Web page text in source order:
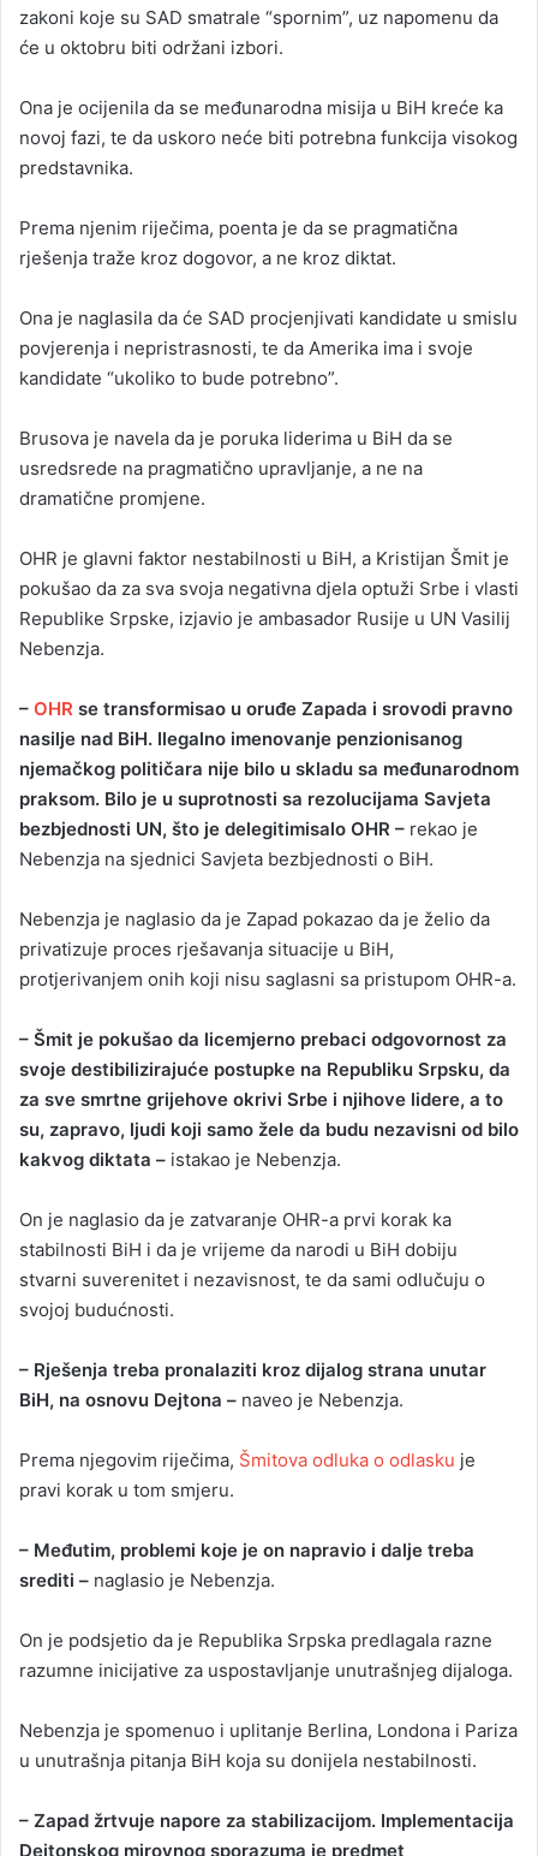
zakoni koje su SAD smatrale “spornim”, uz napomenu da
će u oktobru biti održani izbori.
Ona je ocijenila da se međunarodna misija u BiH kreće ka
novoj fazi, te da uskoro neće biti potrebna funkcija visokog
predstavnika.
Prema njenim riječima, poenta je da se pragmatična
rješenja traže kroz dogovor, a ne kroz diktat.
Ona je naglasila da će SAD procjenjivati kandidate u smislu
povjerenja i nepristrasnosti, te da Amerika ima i svoje
kandidate “ukoliko to bude potrebno”.
Brusova je navela da je poruka liderima u BiH da se
usredsrede na pragmatično upravljanje, a ne na
dramatične promjene.
OHR je glavni faktor nestabilnosti u BiH, a Kristijan Šmit je
pokušao da za sva svoja negativna djela optuži Srbe i vlasti
Republike Srpske, izjavio je ambasador Rusije u UN Vasilij
Nebenzja.
– OHR se transformisao u oruđe Zapada i srovodi pravno
nasilje nad BiH. Ilegalno imenovanje penzionisanog
njemačkog političara nije bilo u skladu sa međunarodnom
praksom. Bilo je u suprotnosti sa rezolucijama Savjeta
bezbjednosti UN, što je delegitimisalo OHR – rekao je
Nebenzja na sjednici Savjeta bezbjednosti o BiH.
Nebenzja je naglasio da je Zapad pokazao da je želio da
privatizuje proces rješavanja situacije u BiH,
protjerivanjem onih koji nisu saglasni sa pristupom OHR-a.
– Šmit je pokušao da licemjerno prebaci odgovornost za
svoje destibilizirajuće postupke na Republiku Srpsku, da
za sve smrtne grijehove okrivi Srbe i njihove lidere, a to
su, zapravo, ljudi koji samo žele da budu nezavisni od bilo
kakvog diktata – istakao je Nebenzja.
On je naglasio da je zatvaranje OHR-a prvi korak ka
stabilnosti BiH i da je vrijeme da narodi u BiH dobiju
stvarni suverenitet i nezavisnost, te da sami odlučuju o
svojoj budućnosti.
– Rješenja treba pronalaziti kroz dijalog strana unutar
BiH, na osnovu Dejtona – naveo je Nebenzja.
Prema njegovim riječima, Šmitova odluka o odlasku je
pravi korak u tom smjeru.
– Međutim, problemi koje je on napravio i dalje treba
srediti – naglasio je Nebenzja.
On je podsjetio da je Republika Srpska predlagala razne
razumne inicijative za uspostavljanje unutrašnjeg dijaloga.
Nebenzja je spomenuo i uplitanje Berlina, Londona i Pariza
u unutrašnja pitanja BiH koja su donijela nestabilnosti.
– Zapad žrtvuje napore za stabilizacijom. Implementacija
Dejtonskog mirovnog sporazuma je predmet